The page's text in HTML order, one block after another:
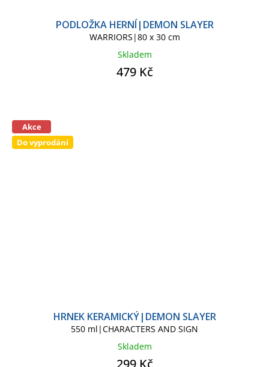
PODLOŽKA HERNÍ|DEMON SLAYER
WARRIORS|80 x 30 cm
Skladem
479 Kč
Akce
Do vyprodání
HRNEK KERAMICKÝ|DEMON SLAYER
550 ml|CHARACTERS AND SIGN
Skladem